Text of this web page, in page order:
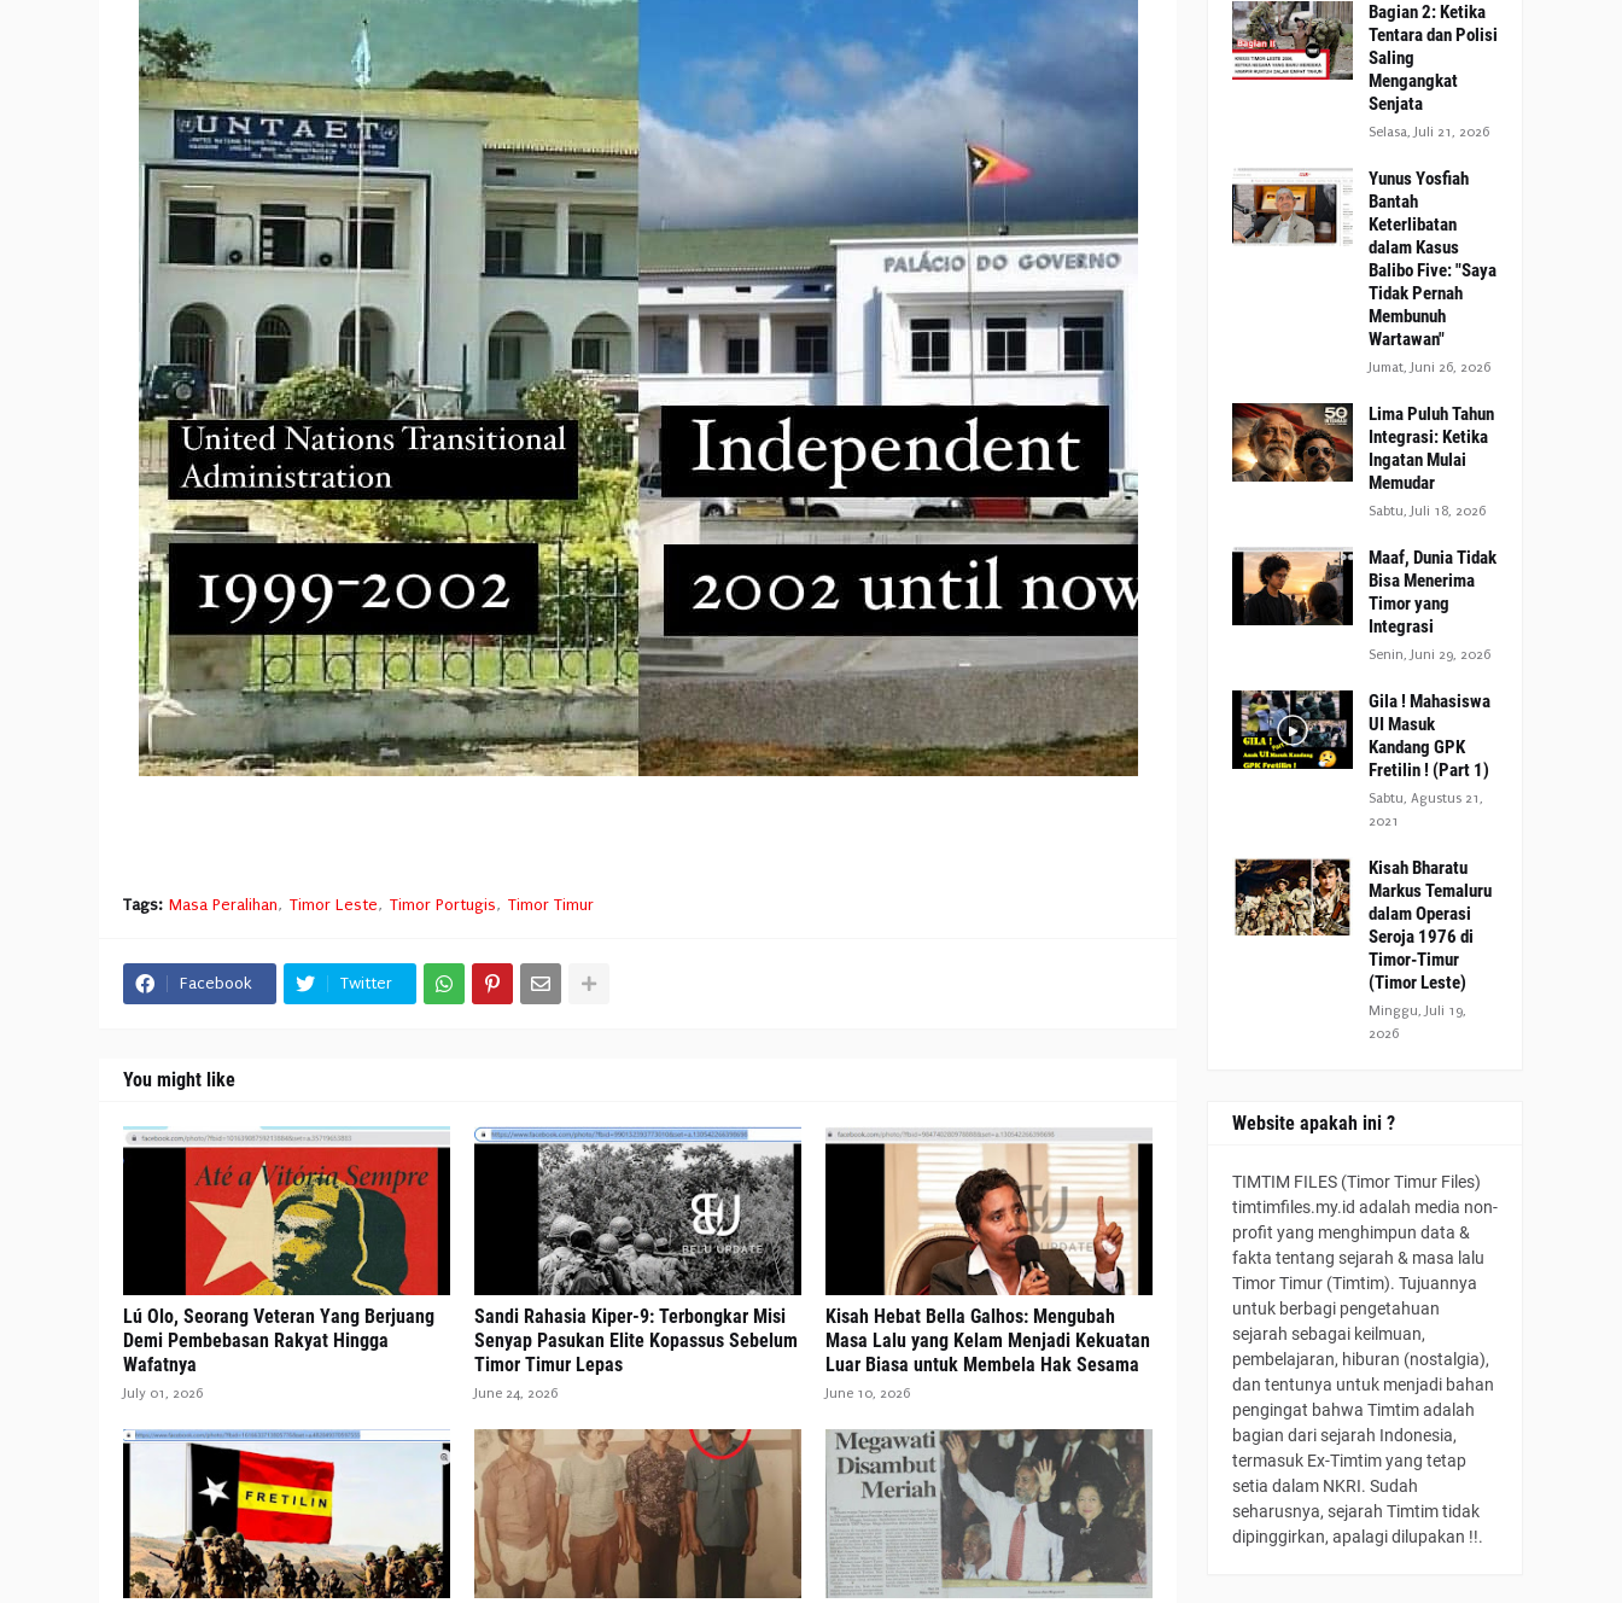
Tags: Masa Peralihan Timor Leste Timor Portugis Timor Timur
Facebook Twitter
You might like
Lú Olo, Seorang Veteran Yang Berjuang
Demi Pembebasan Rakyat Hingga
Wafatnya
July 01, 2026
Sandi Rahasia Kiper-9: Terbongkar Misi
Senyap Pasukan Elite Kopassus Sebelum
Timor Timur Lepas
June 24, 2026
Kisah Hebat Bella Galhos: Mengubah
Masa Lalu yang Kelam Menjadi Kekuatan
Luar Biasa untuk Membela Hak Sesama
June 10, 2026
Bagian 2: Ketika
Tentara dan Polisi
Saling
Mengangkat
Senjata
Selasa, Juli 21, 2026
Yunus Yosfiah
Bantah
Keterlibatan
dalam Kasus
Balibo Five: "Saya
Tidak Pernah
Membunuh
Wartawan"
Jumat, Juni 26, 2026
Lima Puluh Tahun
Integrasi: Ketika
Ingatan Mulai
Memudar
Sabtu, Juli 18, 2026
Maaf, Dunia Tidak
Bisa Menerima
Timor yang
Integrasi
Senin, Juni 29, 2026
Gila ! Mahasiswa
UI Masuk
Kandang GPK
Fretilin ! (Part 1)
Sabtu, Agustus 21,
2021
Kisah Bharatu
Markus Temaluru
dalam Operasi
Seroja 1976 di
Timor-Timur
(Timor Leste)
Minggu, Juli 19,
2026
Website apakah ini ?
TIMTIM FILES (Timor Timur Files)
timtimfiles.my.id adalah media non-
profit yang menghimpun data &
fakta tentang sejarah & masa lalu
Timor Timur (Timtim). Tujuannya
untuk berbagi pengetahuan
sejarah sebagai keilmuan,
pembelajaran, hiburan (nostalgia),
dan tentunya untuk menjadi bahan
pengingat bahwa Timtim adalah
bagian dari sejarah Indonesia,
termasuk Ex-Timtim yang tetap
setia dalam NKRI. Sudah
seharusnya, sejarah Timtim tidak
dipinggirkan, apalagi dilupakan !!.